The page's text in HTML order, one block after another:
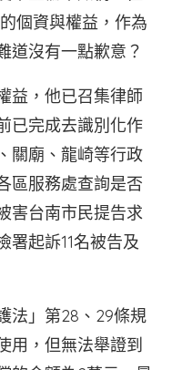
個資與權益，作為
道沒有一點歉意？
益，他已召集律師
已完成去識別化作
關廟、龍崎等行政
區服務處查詢是否
害台南市民提告求
署起訴11名被告及
法」第28、29條規
用，但無法舉證到